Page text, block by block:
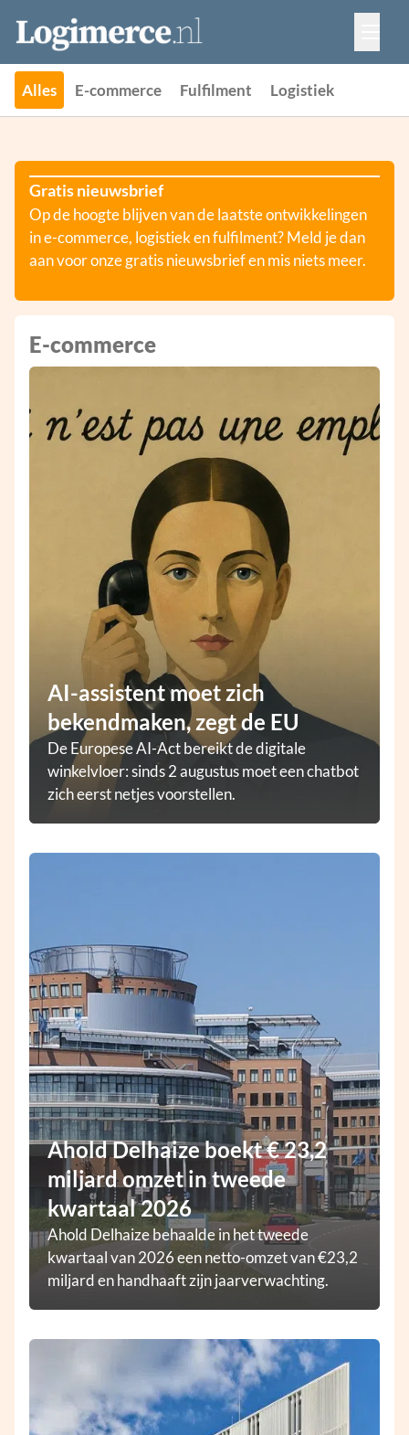
Vacatures
Events
Adverteren
Partners
Alles E-commerce Fulfilment Logistiek
Gratis nieuwsbrief
Op de hoogte blijven van de laatste ontwikkelingen
in e-commerce, logistiek en fulfilment? Meld je dan
aan voor onze gratis nieuwsbrief en mis niets meer.
E-commerce
AI-assistent moet zich
bekendmaken, zegt de EU
De Europese AI-Act bereikt de digitale
winkelvloer: sinds 2 augustus moet een chatbot
zich eerst netjes voorstellen.
Ahold Delhaize boekt € 23,2
miljard omzet in tweede
kwartaal 2026
Ahold Delhaize behaalde in het tweede
kwartaal van 2026 een netto-omzet van €23,2
miljard en handhaaft zijn jaarverwachting.